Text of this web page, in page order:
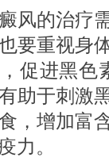
的治疗需
要重视身
促进黑色
助于刺激
，增加富
力。